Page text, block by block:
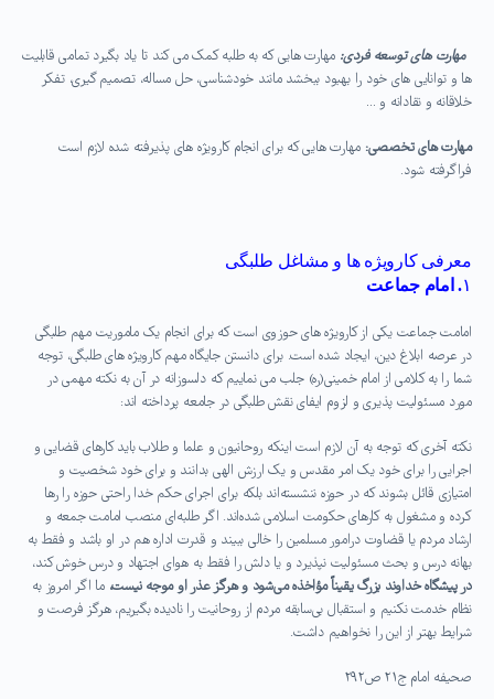
مهارت های توسعه فردی: مهارت هایی که به طلبه کمک می کند تا یاد بگیرد تمامی قابلیت
ها و توانایی های خود را بهبود ببخشد مانند خودشناسی، حل مساله، تصمیم گیری، تفکر
خلاقانه و نقادانه و …
مهارت های تخصصی: مهارت هایی که برای انجام کارویژه های پذیرفته شده لازم است
فراگرفته شود.
معرفی کارویژه ها و مشاغل طلبگی
۱. امام جماعت
امامت جماعت یکی از کارویژه های حوزوی است که برای انجام یک ماموریت مهم طلبگی
در عرصه ابلاغ دین، ایجاد شده است. برای دانستن جایگاه مهم کارویژه های طلبگی، توجه
شما را به کلامی از امام خمینی(ره) جلب می نماییم که دلسوزانه در آن به نکته مهمی در
مورد مسئولیت پذیری و لزوم ایفای نقش طلبگی در جامعه پرداخته اند:
نکته آخری که توجه به آن لازم است اینکه روحانیون و علما و طلاب باید کارهای قضایی و
اجرایی را برای خود یک امر مقدس و یک ارزش الهی بدانند و برای خود شخصیت و
امتیازی قائل بشوند که در حوزه ننشسته‌اند بلکه برای اجرای حکم خدا راحتی حوزه را رها
کرده و مشغول به کارهای حکومت اسلامی شده‌اند. اگر طلبه‌ای منصب امامت جمعه و
ارشاد مردم یا قضاوت درامور مسلمین را خالی ببیند و قدرت اداره هم در او باشد و فقط به
بهانه درس و بحث مسئولیت نپذیرد و یا دلش را فقط به هوای اجتهاد و درس خوش کند،
در پیشگاه خداوند بزرگ یقیناً مؤاخذه می‌شود و هرگز عذر او موجه نیست، ما اگر امروز به
نظام خدمت نکنیم و استقبال بی‌سابقه مردم از روحانیت را نادیده بگیریم، هرگز فرصت و
شرایط بهتر از این را نخواهیم داشت.
صحیفه امام ج۲۱ ص۲۹۲